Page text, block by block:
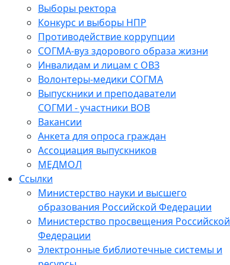
Выборы ректора
Конкурс и выборы НПР
Противодействие коррупции
СОГМА-вуз здорового образа жизни
Инвалидам и лицам с ОВЗ
Волонтеры-медики СОГМА
Выпускники и преподаватели
СОГМИ - участники ВОВ
Вакансии
Анкета для опроса граждан
Ассоциация выпускников
МЕДМОЛ
Ссылки
Министерство науки и высшего
образования Российской Федерации
Министерство просвещения Российской
Федерации
Электронные библиотечные системы и